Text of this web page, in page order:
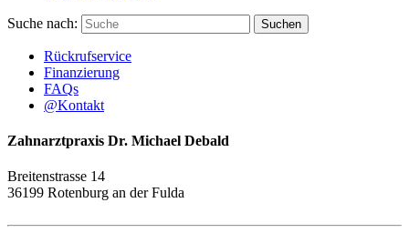
Suche nach: Suchen
Rückrufservice
Finanzierung
FAQs
@Kontakt
Zahnarztpraxis Dr. Michael Debald
Breitenstrasse 14
36199 Rotenburg an der Fulda